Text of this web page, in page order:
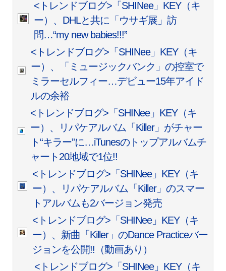
<トレンドブログ>「SHINee」KEY（キ
ー）、DHLと共に「ウサギ展」訪
問…“my new babies!!!”
<トレンドブログ>「SHINee」KEY（キ
ー）、「ミュージックバンク」の控室で
ミラーセルフィー…デビュー15年アイド
ルの余裕
<トレンドブログ>「SHINee」KEY（キ
ー）、リパケアルバム「Killer」がチャー
ト“キラー”に…iTunesのトップアルバムチ
ャート20地域で1位!!
<トレンドブログ>「SHINee」KEY（キ
ー）、リパケアルバム「Killer」のスマー
トアルバムも2バージョン発売
<トレンドブログ>「SHINee」KEY（キ
ー）、新曲「Killer」のDance Practiceバー
ジョンを公開!!（動画あり）
<トレンドブログ>「SHINee」KEY（キ